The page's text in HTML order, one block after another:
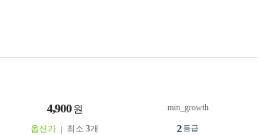
4,900 원
옵션가 최소 3개
min_growth
2등급